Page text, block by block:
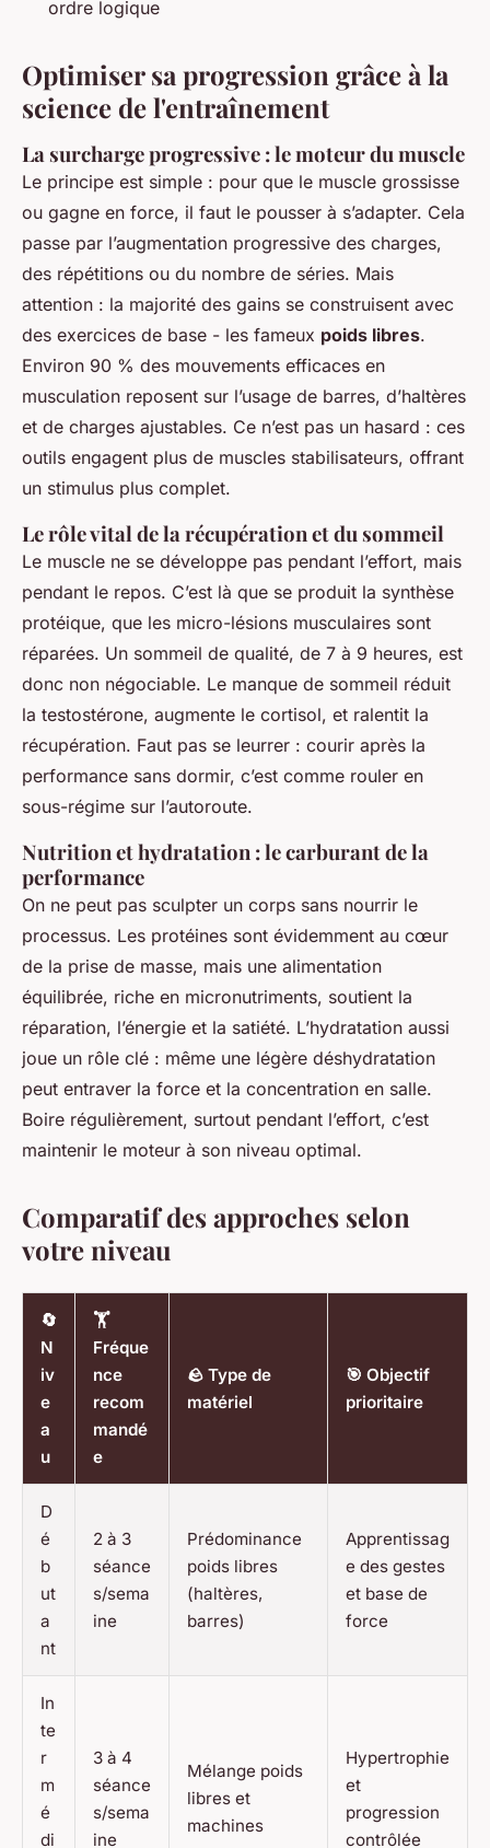
ordre logique
Optimiser sa progression grâce à la
science de l'entraînement
La surcharge progressive : le moteur du muscle
Le principe est simple : pour que le muscle grossisse
ou gagne en force, il faut le pousser à s’adapter. Cela
passe par l’augmentation progressive des charges,
des répétitions ou du nombre de séries. Mais
attention : la majorité des gains se construisent avec
des exercices de base - les fameux poids libres.
Environ 90 % des mouvements efficaces en
musculation reposent sur l’usage de barres, d’haltères
et de charges ajustables. Ce n’est pas un hasard : ces
outils engagent plus de muscles stabilisateurs, offrant
un stimulus plus complet.
Le rôle vital de la récupération et du sommeil
Le muscle ne se développe pas pendant l’effort, mais
pendant le repos. C’est là que se produit la synthèse
protéique, que les micro-lésions musculaires sont
réparées. Un sommeil de qualité, de 7 à 9 heures, est
donc non négociable. Le manque de sommeil réduit
la testostérone, augmente le cortisol, et ralentit la
récupération. Faut pas se leurrer : courir après la
performance sans dormir, c’est comme rouler en
sous-régime sur l’autoroute.
Nutrition et hydratation : le carburant de la
performance
On ne peut pas sculpter un corps sans nourrir le
processus. Les protéines sont évidemment au cœur
de la prise de masse, mais une alimentation
équilibrée, riche en micronutriments, soutient la
réparation, l’énergie et la satiété. L’hydratation aussi
joue un rôle clé : même une légère déshydratation
peut entraver la force et la concentration en salle.
Boire régulièrement, surtout pendant l’effort, c’est
maintenir le moteur à son niveau optimal.
Comparatif des approches selon
votre niveau
🔄
N
iv
e
a
u
🏋️
Fréque
nce
recom
mandé
e
🪨 Type de
matériel
🎯 Objectif
prioritaire
D
é
b
ut
a
nt
2 à 3
séance
s/sema
ine
Prédominance
poids libres
(haltères,
barres)
Apprentissag
e des gestes
et base de
force
In
te
r
m
é
di
3 à 4
séance
s/sema
ine
Mélange poids
libres et
machines
Hypertrophie
et
progression
contrôlée